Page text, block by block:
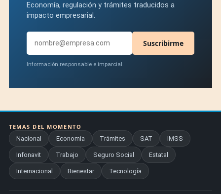
Economía, regulación y trámites traducidos a
impacto empresarial.
Suscribirme
Información responsable e imparcial.
TEMAS DEL MOMENTO
Nacional
Economía Trámites SAT IMSS
Infonavit Trabajo Seguro Social Estatal
Internacional Bienestar Tecnología